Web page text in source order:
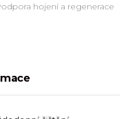
hojení a regenerace